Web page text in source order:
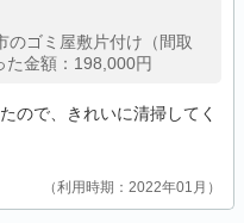
のゴミ屋敷片付け（間取
た金額：198,000円
ので、きれいに清掃してく
利用時期：2022年01月